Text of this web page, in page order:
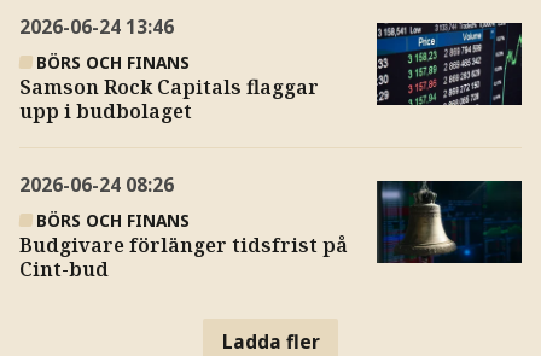
2026-06-24 13:46
BÖRS OCH FINANS
Samson Rock Capitals flaggar
upp i budbolaget
2026-06-24 08:26
BÖRS OCH FINANS
Budgivare förlänger tidsfrist på
Cint-bud
Ladda fler